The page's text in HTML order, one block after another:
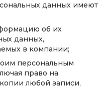
данных имеют
об их
данных,
в компании;
персональным
право на
любой записи,